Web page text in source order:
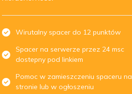
Wirutalny spacer do 12 punktów
Spacer na serwerze przez 24 msc
dostepny pod linkiem
Pomoc w zamieszczeniu spaceru na
stronie lub w ogłoszeniu